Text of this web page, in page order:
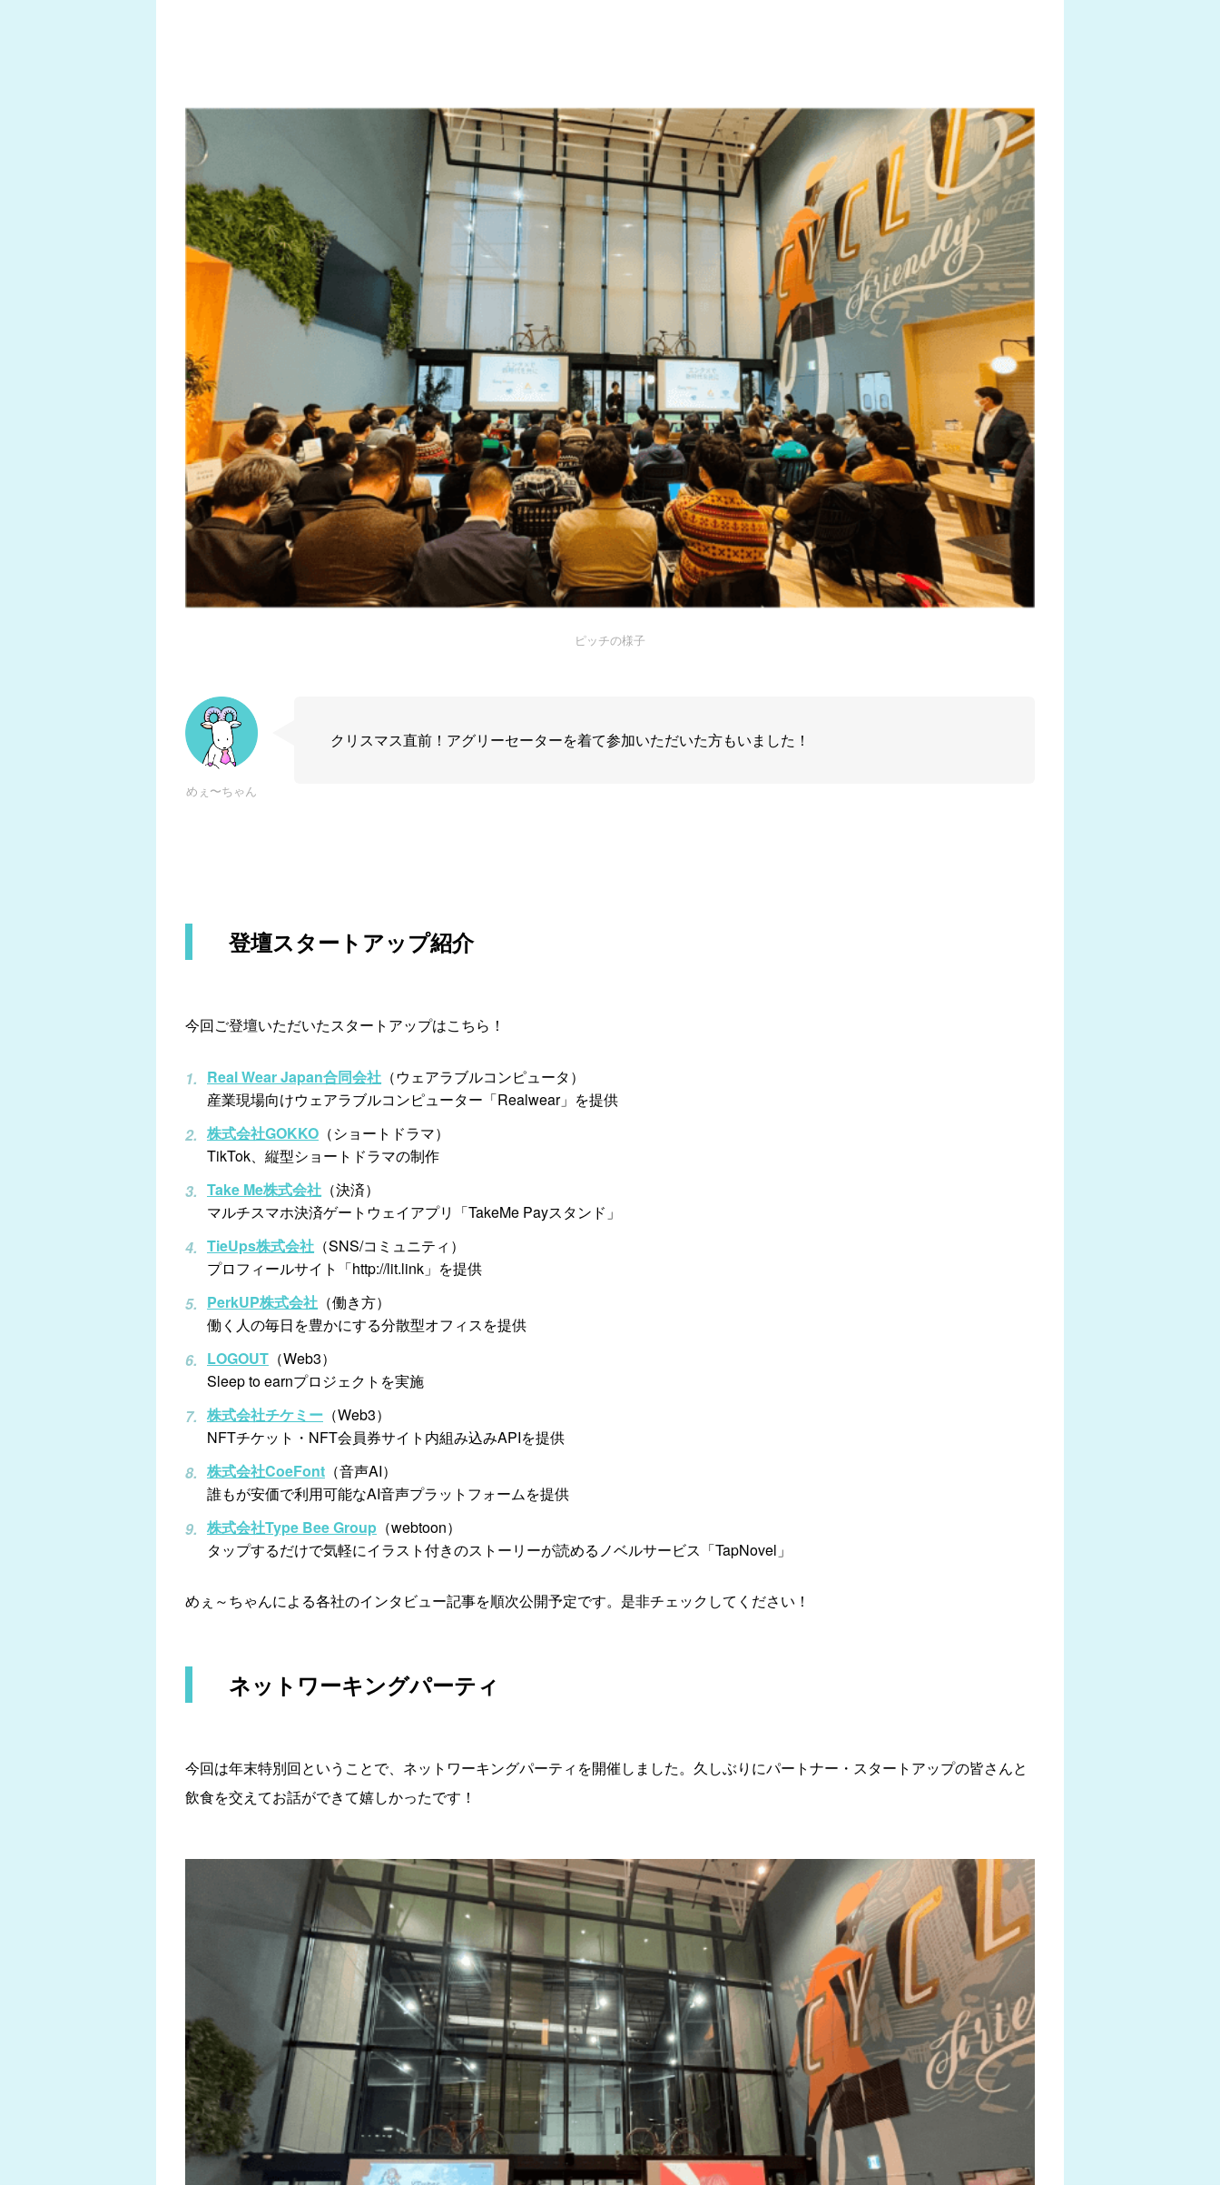
ピッチの様子
めぇ〜ちゃん
クリスマス直前！アグリーセーターを着て参加いただいた方もいました！
登壇スタートアップ紹介
今回ご登壇いただいたスタートアップはこちら！
Real Wear Japan合同会社 （ウェアラブルコンピュータ）
産業現場向けウェアラブルコンピューター「Realwear」を提供
株式会社GOKKO （ショートドラマ）
TikTok、縦型ショートドラマの制作
Take Me株式会社 （決済）
マルチスマホ決済ゲートウェイアプリ「TakeMe Payスタンド」
TieUps株式会社 （SNS/コミュニティ）
プロフィールサイト「http://lit.link」を提供
PerkUP株式会社 （働き方）
働く人の毎日を豊かにする分散型オフィスを提供
LOGOUT （Web3）
Sleep to earnプロジェクトを実施
株式会社チケミー （Web3）
NFTチケット・NFT会員券サイト内組み込みAPIを提供
株式会社CoeFont （音声AI）
誰もが安価で利用可能なAI音声プラットフォームを提供
株式会社Type Bee Group （webtoon）
タップするだけで気軽にイラスト付きのストーリーが読めるノベルサービス「TapNovel」
めぇ～ちゃんによる各社のインタビュー記事を順次公開予定です。是非チェックしてください！
ネットワーキングパーティ
今回は年末特別回ということで、ネットワーキングパーティを開催しました。久しぶりにパートナー・スタートアップの皆さんと
飲食を交えてお話ができて嬉しかったです！